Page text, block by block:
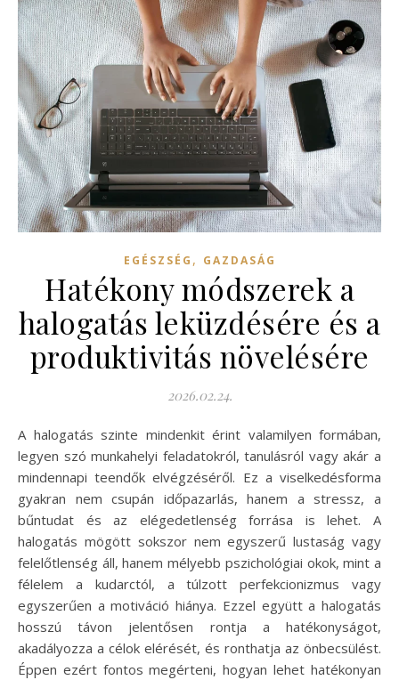
EGÉSZSÉG , GAZDASÁG
Hatékony módszerek a
halogatás leküzdésére és a
produktivitás növelésére
2026.02.24.
A halogatás szinte mindenkit érint valamilyen formában,
legyen szó munkahelyi feladatokról, tanulásról vagy akár a
mindennapi teendők elvégzéséről. Ez a viselkedésforma
gyakran nem csupán időpazarlás, hanem a stressz, a
bűntudat és az elégedetlenség forrása is lehet. A
halogatás mögött sokszor nem egyszerű lustaság vagy
felelőtlenség áll, hanem mélyebb pszichológiai okok, mint a
félelem a kudarctól, a túlzott perfekcionizmus vagy
egyszerűen a motiváció hiánya. Ezzel együtt a halogatás
hosszú távon jelentősen rontja a hatékonyságot,
akadályozza a célok elérését, és ronthatja az önbecsülést.
Éppen ezért fontos megérteni, hogyan lehet hatékonyan